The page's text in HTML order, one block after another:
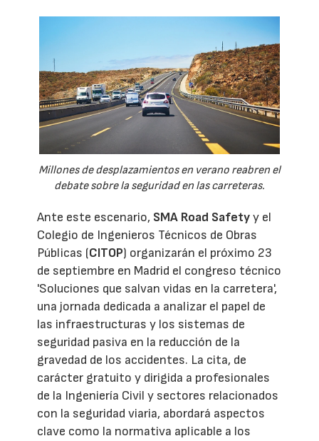
Millones de desplazamientos en verano reabren el
debate sobre la seguridad en las carreteras.
Ante este escenario, SMA Road Safetyy el
Colegio de Ingenieros Técnicos de Obras
Públicas (CITOP) organizarán el próximo 23
de septiembre en Madrid el congreso técnico
'Soluciones que salvan vidas en la carretera',
una jornada dedicada a analizar el papel de
las infraestructuras y los sistemas de
seguridad pasiva en la reducción de la
gravedad de los accidentes. La cita, de
carácter gratuito y dirigida a profesionales
de la Ingeniería Civil y sectores relacionados
con la seguridad viaria, abordará aspectos
clave como la normativa aplicable a los